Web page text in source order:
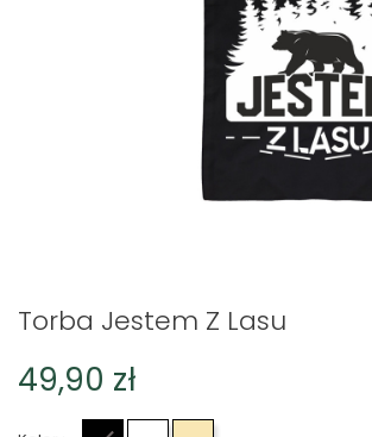
Torba Jestem Z Lasu
49,90 zł